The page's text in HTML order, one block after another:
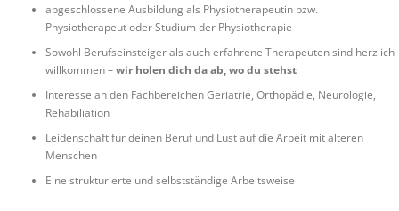
abgeschlossene Ausbildung als Physiotherapeutin bzw.
Physiotherapeut oder Studium der Physiotherapie
Sowohl Berufseinsteiger als auch erfahrene Therapeuten sind herzlich
willkommen –wir holen dich da ab, wo du stehst
Interesse an den Fachbereichen Geriatrie, Orthopädie, Neurologie,
Rehabiliation
Leidenschaft für deinen Beruf und Lust auf die Arbeit mit älteren
Menschen
Eine strukturierte und selbstständige Arbeitsweise